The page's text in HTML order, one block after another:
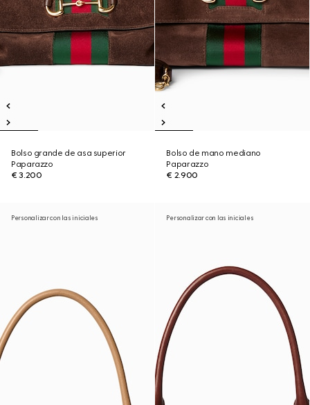
Bolso grande de asa superior
Paparazzo
€ 3.200
Bolso de mano mediano
Paparazzo
€ 2.900
Personalizar con las iniciales Personalizar con las iniciales